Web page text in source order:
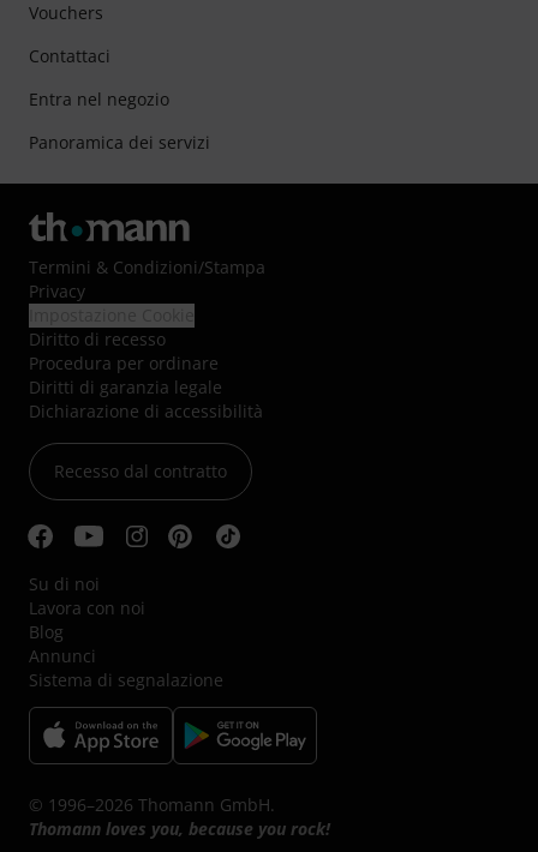
Vouchers
Contattaci
Entra nel negozio
Panoramica dei servizi
Termini & Condizioni/Stampa
Privacy
Diritto di recesso
Procedura per ordinare
Diritti di garanzia legale
Dichiarazione di accessibilità
Recesso dal contratto
Su di noi
Lavora con noi
Blog
Annunci
Sistema di segnalazione
© 1996–2026 Thomann GmbH.
Thomann loves you, because you rock!